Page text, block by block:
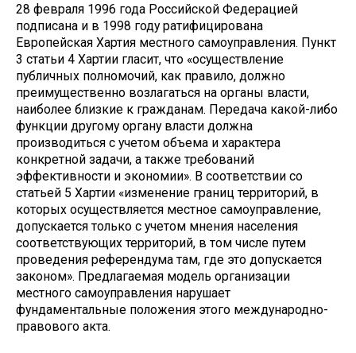
28 февраля 1996 года Российской Федерацией
подпи­сана и в 1998 году ратифицирована
Европейская Хартия местного самоуправления. Пункт
3 статьи 4 Хартии гласит, что «осуществление
публичных полномочий, как правило, должно
преимущественно возлагаться на органы власти,
наиболее близкие к гражданам. Передача какой-либо
функ­ции другому органу власти должна
производиться с учетом объема и характера
конкретной задачи, а также требова­ний
эффективности и экономии». В соответствии со
статьей 5 Хартии «изменение границ территорий, в
которых осу­ществляется местное самоуправление,
допускается только с учетом мнения населения
соответствующих территорий, в том числе путем
проведения референдума там, где это допускается
законом». Предлагаемая модель организации
местного самоуправления нарушает
фундаментальные по­ложения этого международно-
правового акта.